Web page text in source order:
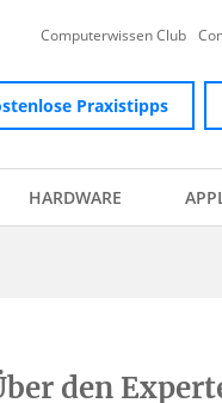
Computerwissen Club
Praxistipps
HARDWARE